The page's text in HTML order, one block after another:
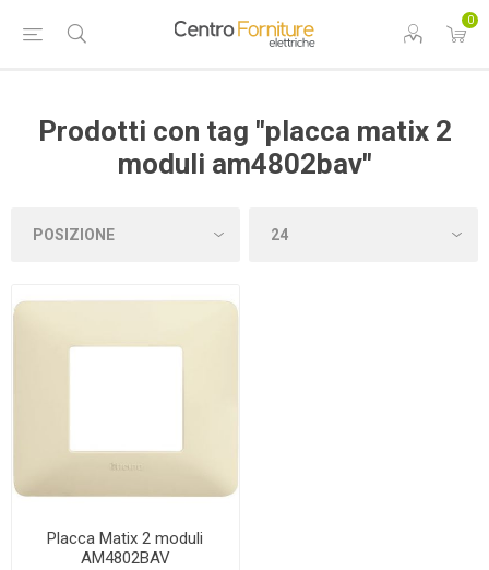
0
Prodotti con tag "placca matix 2
moduli am4802bav"
Placca Matix 2 moduli
AM4802BAV